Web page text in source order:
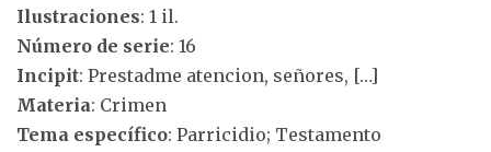
Ilustraciones: 1 il.
Número de serie: 16
Incipit: Prestadme atencion, señores, […]
Materia: Crimen
Tema específico: Parricidio; Testamento